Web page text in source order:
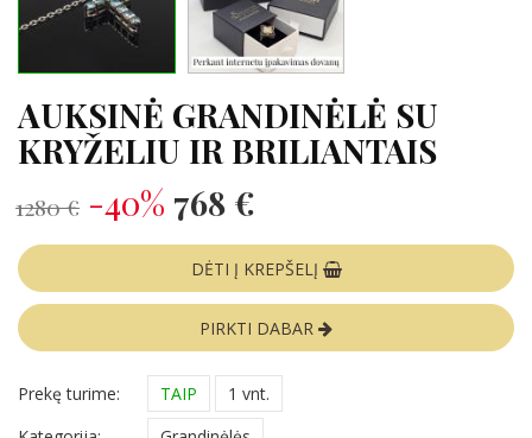
AUKSINĖ GRANDINĖLĖ SU
KRYŽELIU IR BRILIANTAIS
1280 € -40% 768 €
DĖTI Į KREPŠELĮ
PIRKTI DABAR
Prekę turime: TAIP
1 vnt.